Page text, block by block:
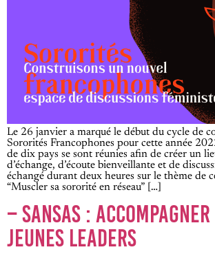
Le 26 janvier a marqué le début du cycle de
Sororités Francophones pour cette année
de dix pays se sont réunies afin de créer un
d’échange, d’écoute bienveillante et de
échangé durant deux heures sur le thème de
“Muscler sa sororité en réseau” […]
– SANSAS :
JEUNES LEADERS